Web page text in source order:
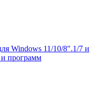
Windows 11/10/8″.1/7 и
и программ